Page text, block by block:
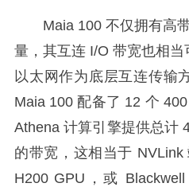
Maia 100 不仅拥有高
量，其互连 I/O 带宽也相
以太网作为底层互连传输
Maia 100 配备了 12 个
Athena 计算引擎提供总计
的带宽，这相当于 NVLink
H200 GPU，或